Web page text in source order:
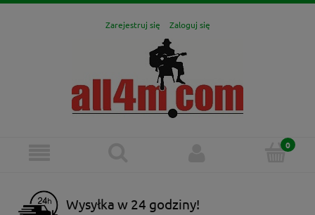
Zarejestruj się Zaloguj się
Wysyłka w 24 godziny!